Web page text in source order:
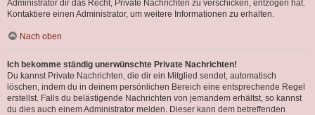
Administrator dir das Recht, Private Nachrichten zu verschicken, entzogen hat.
Kontaktiere einen Administrator, um weitere Informationen zu erhalten.
Nach oben
Ich bekomme ständig unerwünschte Private Nachrichten!
Du kannst Private Nachrichten, die dir ein Mitglied sendet, automatisch
löschen, indem du in deinem persönlichen Bereich eine entsprechende Regel
erstellst. Falls du belästigende Nachrichten von jemandem erhältst, so kannst
du dies auch einem Administrator melden. Dieser kann dem betreffenden